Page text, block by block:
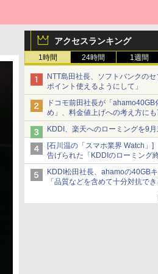
アクセスランキング
1時間 24時間 1週間
NTT島田社長、ソフトバンクの
ポイント使えるようにして」
ドコモ前田社長が「ahamo40GB
め」、料金値上げへの考え方にも
KDDI、楽天へのローミングを9月
[石川温の「スマホ業界 Watch」]
告げられた「KDDIのローミング
マップの落とし穴と楽天モバイ
KDDI松田社長、ahamoの40GB
「品質などを含めて十分対抗でき